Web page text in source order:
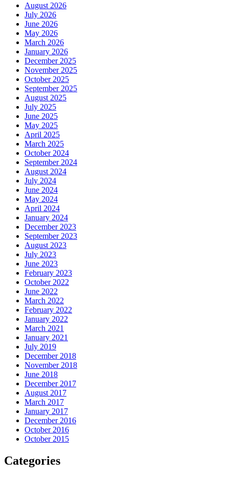
August 2026
July 2026
June 2026
May 2026
March 2026
January 2026
December 2025
November 2025
October 2025
September 2025
August 2025
July 2025
June 2025
May 2025
April 2025
March 2025
October 2024
September 2024
August 2024
July 2024
June 2024
May 2024
April 2024
January 2024
December 2023
September 2023
August 2023
July 2023
June 2023
February 2023
October 2022
June 2022
March 2022
February 2022
January 2022
March 2021
January 2021
July 2019
December 2018
November 2018
June 2018
December 2017
August 2017
March 2017
January 2017
December 2016
October 2016
October 2015
Categories